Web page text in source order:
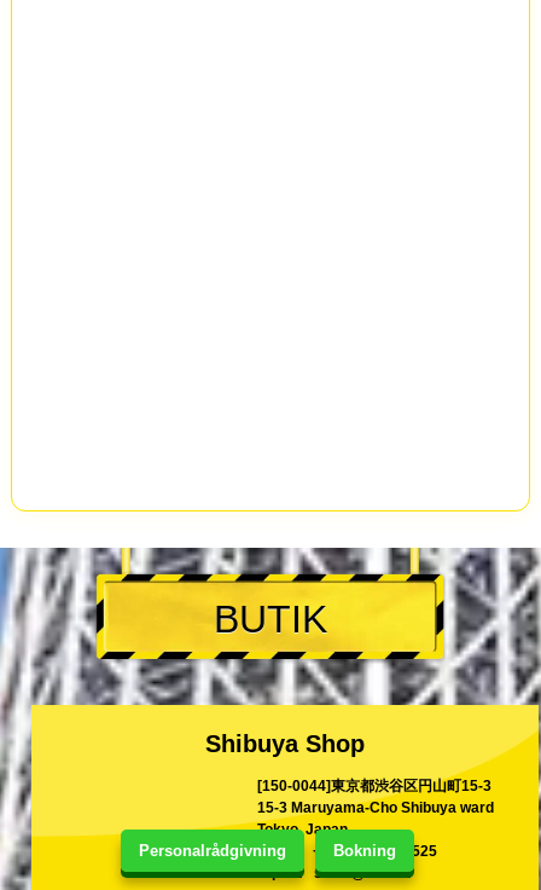
Personalrådgivning Bokning
BUTIK
Shibuya Shop
[150-0044]東京都渋谷区円山町15-3
15-3 Maruyama-Cho Shibuya ward
Tokyo, Japan
TEL
+81-80-9999-2525
E-post
shina@kart.st